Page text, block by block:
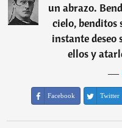
un abrazo.
cielo, benditos
instante deseo
ellos y
―
Facebook Twitter